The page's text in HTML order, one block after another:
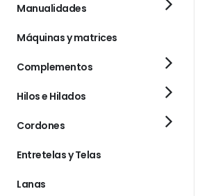
Manualidades
Máquinas y matrices
Complementos
Hilos e Hilados
Cordones
Entretelas y Telas
Lanas